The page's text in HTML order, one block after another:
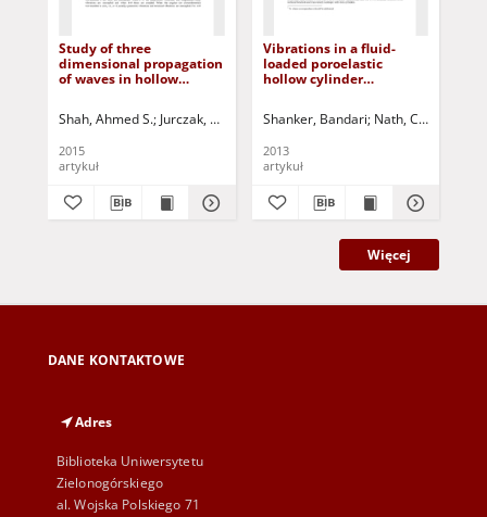
Study of three
dimensional propagation
of waves in hollow
Shah, Ahmed S. Jurczak, Paweł - red.
2015
artykuł
Vibrations in a fluid-
loaded poroelastic
hollow cylinder
Shanker, Bandari Nath, C.
2013
artykuł
Więcej
DANE KONTAKTOWE
Adres
Biblioteka Uniwersytetu
Zielonogórskiego
al. Wojska Polskiego 71